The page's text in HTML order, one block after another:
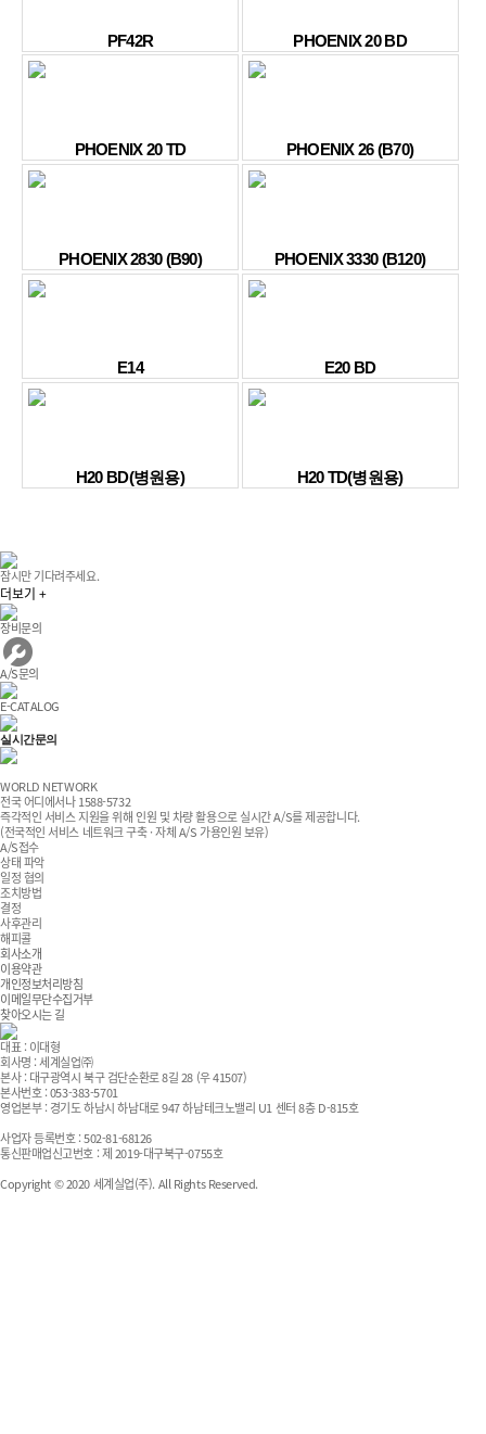
PF42R PHOENIX 20 BD
PHOENIX 20 TD PHOENIX 26 (B70)
PHOENIX 2830 (B90) PHOENIX 3330 (B120)
E14 E20 BD
H20 BD(병원용) H20 TD(병원용)
잠시만 기다려주세요.
더보기 +
장비문의
A/S문의
E-CATALOG
실시간문의
WORLD NETWORK
전국 어디에서나1588-5732
즉각적인 서비스 지원을 위해 인원 및 차량 활용으로 실시간 A/S를 제공합니다.
(전국적인 서비스 네트워크 구축 · 자체 A/S 가용인원 보유)
A/S접수
상태 파악
일정 협의
조치방법
결정
사후관리
해피콜
회사소개
이용약관
개인정보처리방침
이메일무단수집거부
찾아오시는 길
대표 : 이대형
회사명 : 세계실업㈜
본사 : 대구광역시 북구 검단순환로 8길 28 (우 41507)
본사번호 : 053-383-5701
영업본부 : 경기도 하남시 하남대로 947 하남테크노밸리 U1 센터 8층 D-815호
사업자 등록번호 : 502-81-68126
통신판매업신고번호 : 제 2019-대구북구-0755호
Copyright © 2020 세계실업(주). All Rights Reserved.